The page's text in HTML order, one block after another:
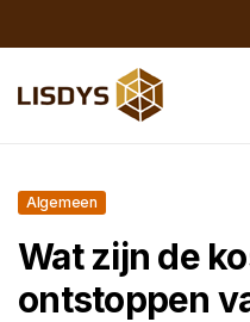
Algemeen
Wat zijn de
ontstoppen